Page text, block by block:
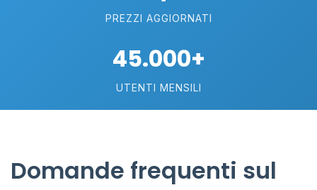
PREZZI AGGIORNATI
45.000+
UTENTI MENSILI
Domande frequenti sul